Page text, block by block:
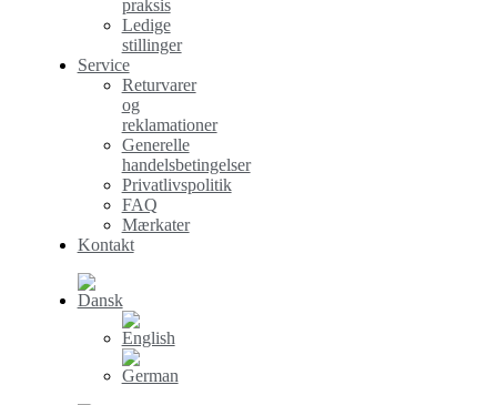
praksis
Ledige
stillinger
Service
Returvarer
og
reklamationer
Generelle
handelsbetingelser
Privatlivspolitik
FAQ
Mærkater
Kontakt